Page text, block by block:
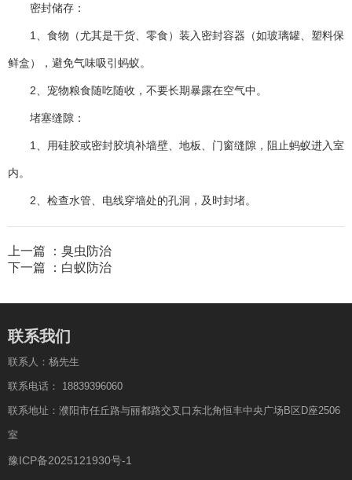
密封储存：
1、食物（尤其是干货、零食）装入密封容器（如玻璃罐、塑料保
鲜盒），避免气味吸引蚂蚁。
2、宠物粮食随吃随收，不要长期暴露在空气中。
堵塞缝隙：
1、用硅胶或密封胶填补墙壁、地板、门窗缝隙，阻止蚂蚁进入室
内。
2、检查水管、电线穿墙处的孔洞，及时封堵。
上一篇 ： 臭虫防治
下一篇 ： 白蚁防治
联系我们
联系人：杨先生
联系电话： 18839396060
联系地址：濮阳市任丘路与丽都路交叉口东北角恒丰中央广场B区D座2506
室
豫ICP备2025121930号-1